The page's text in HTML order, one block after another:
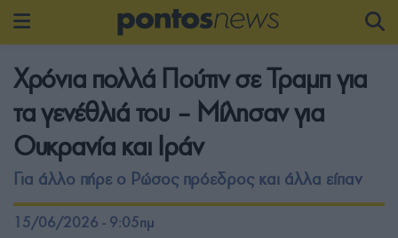
Χρόνια πολλά Πούτιν σε Τραμπ για
τα γενέθλιά του – Μίλησαν για
Ουκρανία και Ιράν
Για άλλο πήρε ο Ρώσος πρόεδρος και άλλα είπαν
15/06/2026 - 9:05πμ